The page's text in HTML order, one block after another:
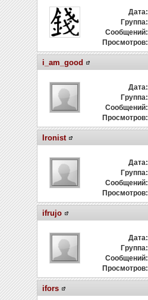
Дата:
Группа:
Сообщений:
Просмотров:
i_am_good
Дата:
Группа:
Сообщений:
Просмотров:
Ironist
Дата:
Группа:
Сообщений:
Просмотров:
ifrujo
Дата:
Группа:
Сообщений:
Просмотров:
ifors